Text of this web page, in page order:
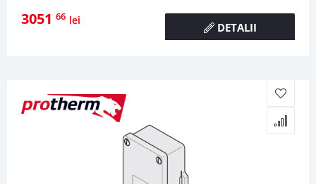
3051 66 lei
DETALII